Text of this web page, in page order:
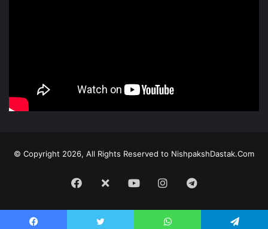
© Copyright 2026, All Rights Reserved to NishpakshDastak.Com
Facebook
X YoutubeInstagramTelegram